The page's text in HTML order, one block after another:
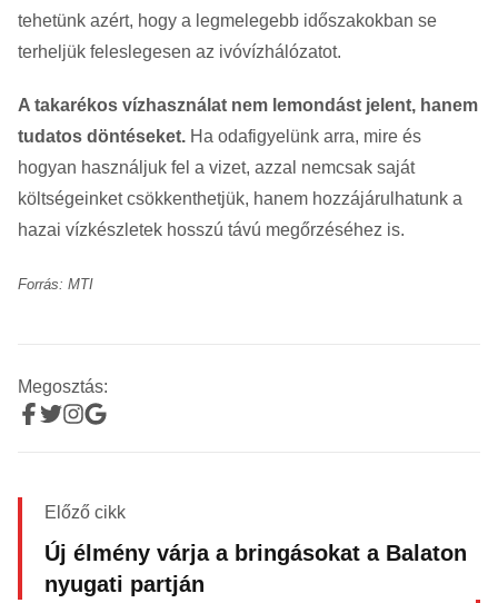
tehetünk azért, hogy a legmelegebb időszakokban se
terheljük feleslegesen az ivóvízhálózatot.
A takarékos vízhasználat nem lemondást jelent, hanem
tudatos döntéseket. Ha odafigyelünk arra, mire és
hogyan használjuk fel a vizet, azzal nemcsak saját
költségeinket csökkenthetjük, hanem hozzájárulhatunk a
hazai vízkészletek hosszú távú megőrzéséhez is.
Forrás: MTI
Megosztás:
Előző cikk
Új élmény várja a bringásokat a Balaton
nyugati partján